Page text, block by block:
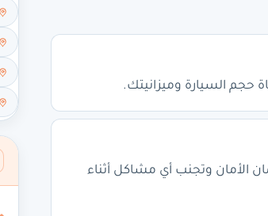
حجم السيارة وميزانيتك.
الأمان وتجنب أي مشاكل أثناء